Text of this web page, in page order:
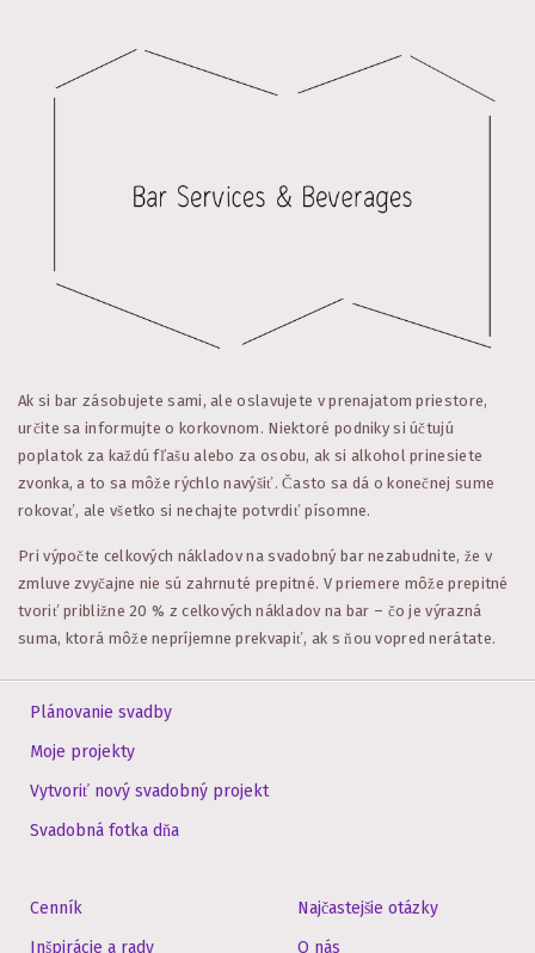
Ak si bar zásobujete sami, ale oslavujete v prenajatom priestore,
určite sa informujte o korkovnom. Niektoré podniky si účtujú
poplatok za každú fľašu alebo za osobu, ak si alkohol prinesiete
zvonka, a to sa môže rýchlo navýšiť. Často sa dá o konečnej sume
rokovať, ale všetko si nechajte potvrdiť písomne.
Pri výpočte celkových nákladov na svadobný bar nezabudnite, že v
zmluve zvyčajne nie sú zahrnuté prepitné. V priemere môže prepitné
tvoriť približne 20 % z celkových nákladov na bar – čo je výrazná
suma, ktorá môže nepríjemne prekvapiť, ak s ňou vopred nerátate.
Plánovanie svadby
Moje projekty
Vytvoriť nový svadobný projekt
Svadobná fotka dňa
Cenník
Inšpirácie a rady
Najčastejšie otázky
O nás